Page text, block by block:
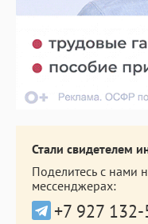
Стали свидетелем
Поделитесь с нами
мессенджерах:
+7 927